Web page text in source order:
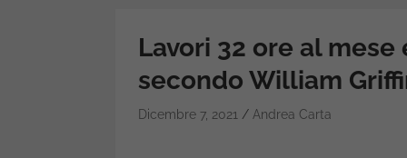
Lavori 32 ore al
secondo William
Dicembre 7, 2021 Andrea Carta